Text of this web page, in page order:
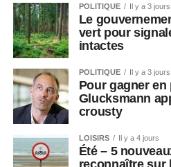
POLITIQUE Il y a 3 jours
Le
vert pour
intactes
POLITIQUE Il y a 3 jours
Pour gagner en
Glucksmann
crousty
LOISIRS Il y a 4 jours
Été – 5
reconnaître sur